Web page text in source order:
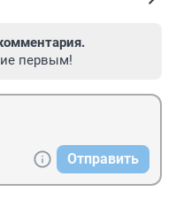
первым!
Отправить